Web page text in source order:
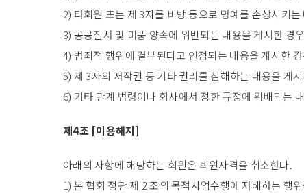
2) 타회원 또는 제 3자를 비방 등으로 명예를 손상시키
3) 공공질서 및 미풍 양속에 위반되는 내용을 게시한 경우
4) 범죄적 행위에 결부된다고 인정되는 내용을 게시한
5) 제 3자의 저작권 등 기타 권리를 침해하는 내용을 게
6) 기타 관계 법령이나 회사에서 정한 규정에 위배되는
제4조 [이용해지]
아래의 사항에 해당하는 회원은 회원자격을 취소한다.
1) 본 협회 정관 제 2 조의 목적사업수행에 저해하는 행